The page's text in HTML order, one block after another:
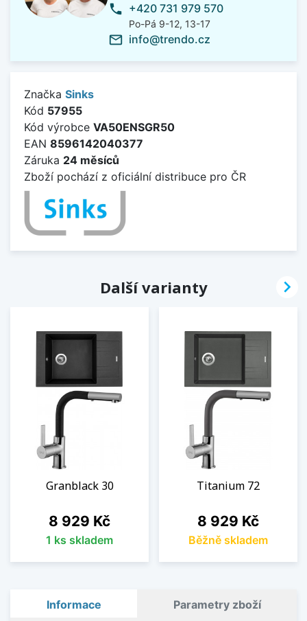
phone +420 731 979 570
Po-Pá 9-12, 13-17
mail_outline info@trendo.cz
Značka Sinks
Kód 57955
Kód výrobce VA50ENSGR50
EAN 8596142040377
Záruka 24 měsíců
Zboží pochází z oficiální distribuce pro ČR
Další varianty
Granblack 30
Cena
8 929 Kč
1 ks skladem
Titanium 72
Cena
8 929 Kč
Běžně skladem

Informace Parametry zboží